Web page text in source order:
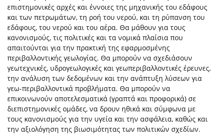
επιστημονικές αρχές και έννοιες της μηχανικής του εδάφους
και των πετρωμάτων, τη ροή του νερού, και τη ρύπανση του
εδάφους, του νερού και του αέρα. Θα μάθουν για τους
κανονισμούς, τις πολιτικές και τα νομικά πλαίσια που
απαιτούνται για την πρακτική της εφαρμοσμένης
περιβαλλοντικής γεωλογίας. Θα μπορούν να σχεδιάσουν
γεωτεχνικές, υδρογεωλογικές και γεωπεριβαλλοντικές έρευνες,
την ανάλυση των δεδομένων και την ανάπτυξη λύσεων για
γεω-περιβαλλοντικά προβλήματα. Θα μπορούν να
επικοινωνούν αποτελεσματικά (γραπτά και προφορικά) σε
διεπιστημονικές ομάδες, να δρουν ηθικά και σύμφωνα με
τους κανονισμούς για την υγεία και την ασφάλεια, καθώς και
την αξιολόγηση της βιωσιμότητας των πολιτικών σχεδίων.